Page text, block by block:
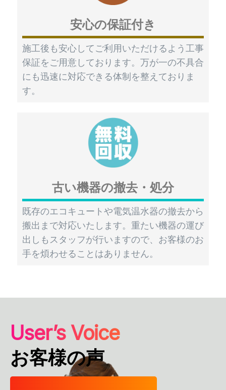
安心の保証付き
施工後も安心してご利用いただけるよう工事
保証をご用意しております。万が一の不具合
にも迅速に対応できる体制を整えておりま
す。
古い機器の撤去・処分
既存のエコキュートや電気温水器の撤去から
搬出まで対応いたします。重たい機器の運び
出しもスタッフが行いますので、お客様のお
手を煩わせることはありません。
User’s Voice
お客様の声